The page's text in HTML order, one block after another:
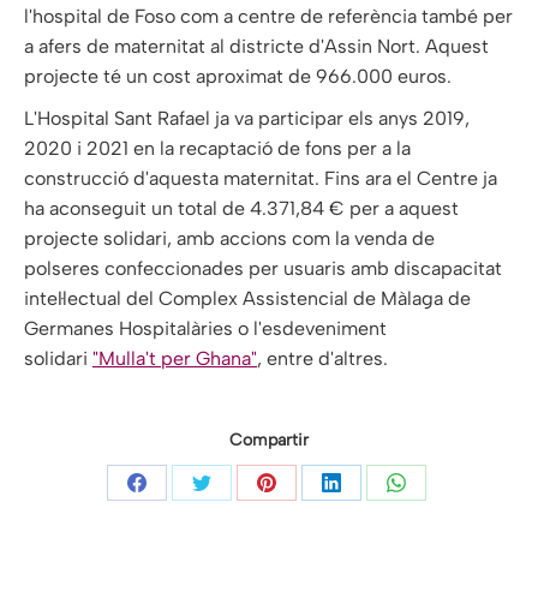
l'hospital de Foso com a centre de referència també per
a afers de maternitat al districte d'Assin Nort. Aquest
projecte té un cost aproximat de 966.000 euros.
L'Hospital Sant Rafael ja va participar els anys 2019,
2020 i 2021 en la recaptació de fons per a la
construcció d'aquesta maternitat. Fins ara el Centre ja
ha aconseguit un total de 4.371,84 € per a aquest
projecte solidari, amb accions com la venda de
polseres confeccionades per usuaris amb discapacitat
intel·lectual del Complex Assistencial de Màlaga de
Germanes Hospitalàries o l'esdeveniment
solidari "Mulla't per Ghana", entre d'altres.
Compartir
Share
Share
Share
Share
Share